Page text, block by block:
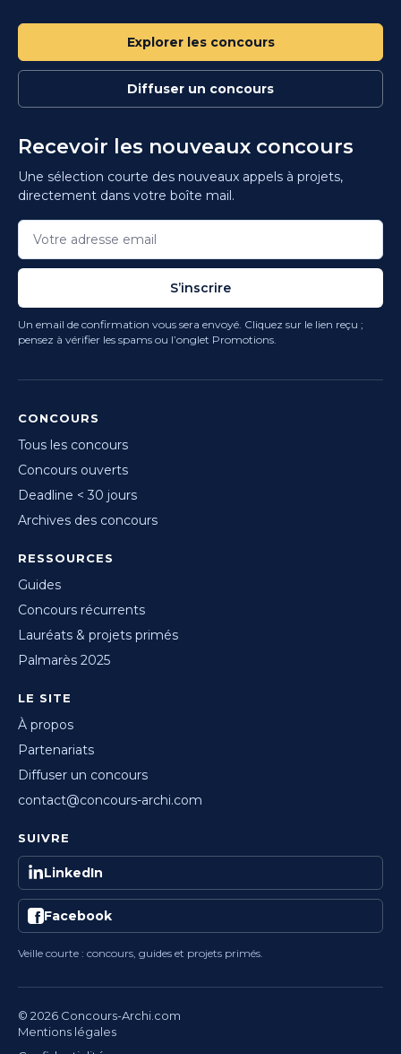
Explorer les concours
Diffuser un concours
Recevoir les nouveaux concours
Une sélection courte des nouveaux appels à projets,
directement dans votre boîte mail.
S’inscrire
Un email de confirmation vous sera envoyé. Cliquez sur le lien reçu ;
pensez à vérifier les spams ou l’onglet Promotions.
CONCOURS
Tous les concours
Concours ouverts
Deadline < 30 jours
Archives des concours
RESSOURCES
Guides
Concours récurrents
Lauréats & projets primés
Palmarès 2025
LE SITE
À propos
Partenariats
Diffuser un concours
contact@concours-archi.com
SUIVRE
LinkedIn
Facebook
Veille courte : concours, guides et projets primés.
© 2026 Concours-Archi.com
Mentions légales